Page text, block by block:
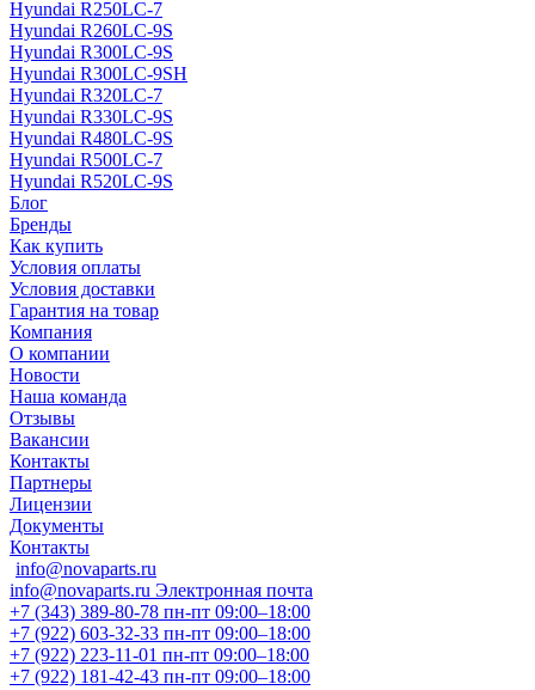
Hyundai R250LC-7
Hyundai R260LC-9S
Hyundai R300LC-9S
Hyundai R300LC-9SH
Hyundai R320LC-7
Hyundai R330LC-9S
Hyundai R480LC-9S
Hyundai R500LC-7
Hyundai R520LC-9S
Блог
Бренды
Как купить
Условия оплаты
Условия доставки
Гарантия на товар
Компания
О компании
Новости
Наша команда
Отзывы
Вакансии
Контакты
Партнеры
Лицензии
Документы
Контакты
info@novaparts.ru
info@novaparts.ru Электронная почта
+7 (343) 389-80-78 пн-пт 09:00–18:00
+7 (922) 603-32-33 пн-пт 09:00–18:00
+7 (922) 223-11-01 пн-пт 09:00–18:00
+7 (922) 181-42-43 пн-пт 09:00–18:00